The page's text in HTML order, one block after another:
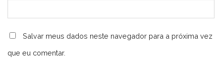
Salvar meus dados neste navegador para a próxima vez
que eu comentar.